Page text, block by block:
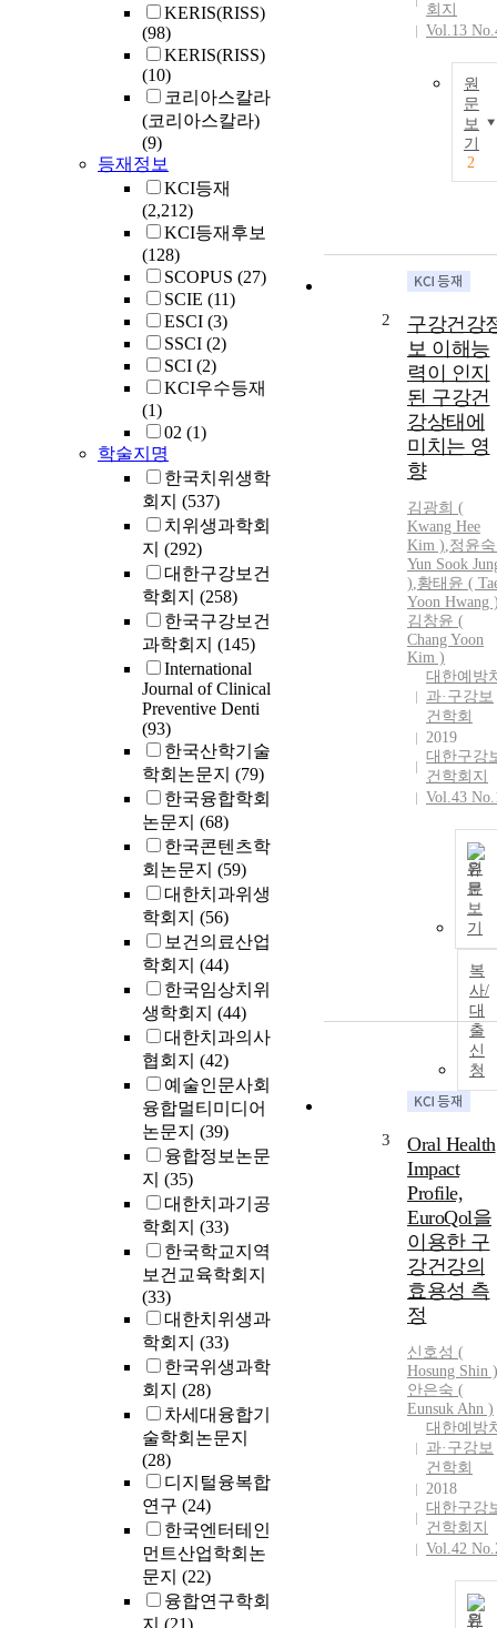
KERIS(RISS)
(98)
KERIS(RISS)
(10)
코리아스칼라
(코리아스칼라)
(9)
등재정보
KCI등재
(2,212)
KCI등재후보
(128)
SCOPUS (27)
SCIE (11)
ESCI (3)
SSCI (2)
SCI (2)
KCI우수등재
(1)
02 (1)
학술지명
한국치위생학
회지 (537)
치위생과학회
지 (292)
대한구강보건
학회지 (258)
한국구강보건
과학회지 (145)
International
Journal of Clinical
Preventive Denti
(93)
한국산학기술
학회논문지 (79)
한국융합학회
논문지 (68)
한국콘텐츠학
회논문지 (59)
대한치과위생
학회지 (56)
보건의료산업
학회지 (44)
한국임상치위
생학회지 (44)
대한치과의사
협회지 (42)
예술인문사회
융합멀티미디어
논문지 (39)
융합정보논문
지 (35)
대한치과기공
학회지 (33)
한국학교지역
보건교육학회지
(33)
대한치위생과
학회지 (33)
한국위생과학
회지 (28)
차세대융합기
술학회논문지
(28)
디지털융복합
연구 (24)
한국엔터테인
먼트산업학회논
문지 (22)
융합연구학회
회지
Vol.13
원
문
보
기
2
2
구강건강
보 이해능
력이 인지
된 구강건
강상태에
미치는 영
향
김광희 (
Kwang Hee
Kim ),정윤
Yun Sook
),황태윤 (
Yoon Hwang
김창윤 (
Chang Yoon
Kim )
대한예방
과·구강보
건학회
2019
대한구강
건학회지
Vol.43
원
문
보
기
복
사/
대
출
신
청
3
Oral Health
Impact
Profile,
EuroQol을
이용한 구
강건강의
효용성 측
정
신호성 (
Hosung Shin )
안은숙 (
Eunsuk Ahn )
대한예방
과·구강보
건학회
2018
대한구강
건학회지
Vol.42
원